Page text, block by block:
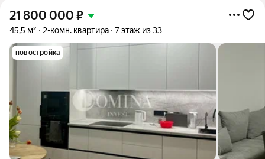
21 800 000 ₽
45,5 м² 2-комн. квартира 7 этаж из 33
новостройка